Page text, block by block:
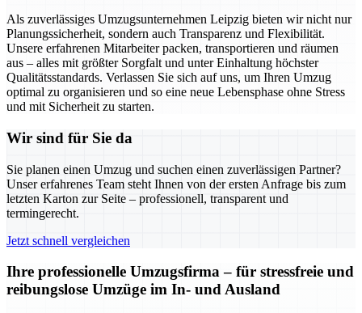
Als zuverlässiges Umzugsunternehmen Leipzig bieten wir nicht nur
Planungssicherheit, sondern auch Transparenz und Flexibilität.
Unsere erfahrenen Mitarbeiter packen, transportieren und räumen
aus – alles mit größter Sorgfalt und unter Einhaltung höchster
Qualitätsstandards. Verlassen Sie sich auf uns, um Ihren Umzug
optimal zu organisieren und so eine neue Lebensphase ohne Stress
und mit Sicherheit zu starten.
Wir sind für Sie da
Sie planen einen Umzug und suchen einen zuverlässigen Partner?
Unser erfahrenes Team steht Ihnen von der ersten Anfrage bis zum
letzten Karton zur Seite – professionell, transparent und
termingerecht.
Jetzt schnell vergleichen
Ihre professionelle Umzugsfirma – für stressfreie und
reibungslose Umzüge im In- und Ausland